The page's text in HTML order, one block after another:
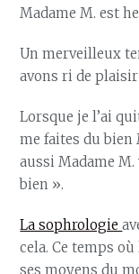
Madame M. est
Un merveilleux
avons ri de plaisir
Lorsque je l’ai
me faites du bien
aussi Madame
bien ».
La sophrologie
cela. Ce temps
ses moyens du